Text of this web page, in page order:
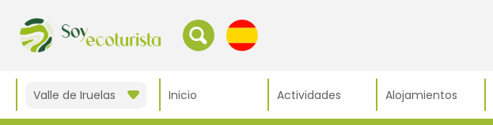
Valle de Iruelas Inicio Actividades Alojamientos